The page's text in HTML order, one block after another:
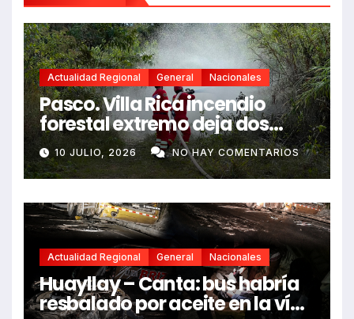
Actualidad Regional General Nacionales
Pasco. Villa Rica incendio
forestal extremo deja dos
fallecidos y heridos
10 JULIO, 2026 NO HAY COMENTARIOS
Actualidad Regional General Nacionales
Huayllay – Canta: bus habría
resbalado por aceite en la vía